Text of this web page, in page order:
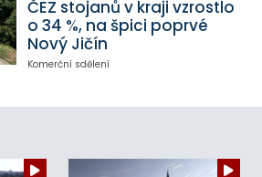
ČEZ stojanů v kraji vzrostlo
o 34 %, na špici poprvé
Nový Jičín
Komerční sdělení